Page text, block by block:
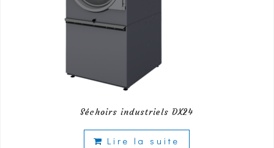
Séchoirs industriels DX24
Lire la suite